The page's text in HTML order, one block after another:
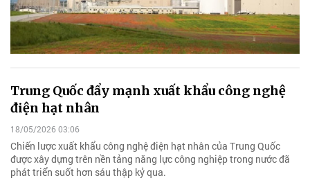
Trung Quốc đẩy mạnh xuất khẩu công nghệ
điện hạt nhân
18/05/2026 03:06
Chiến lược xuất khẩu công nghệ điện hạt nhân của Trung Quốc
được xây dựng trên nền tảng năng lực công nghiệp trong nước đã
phát triển suốt hơn sáu thập kỷ qua.